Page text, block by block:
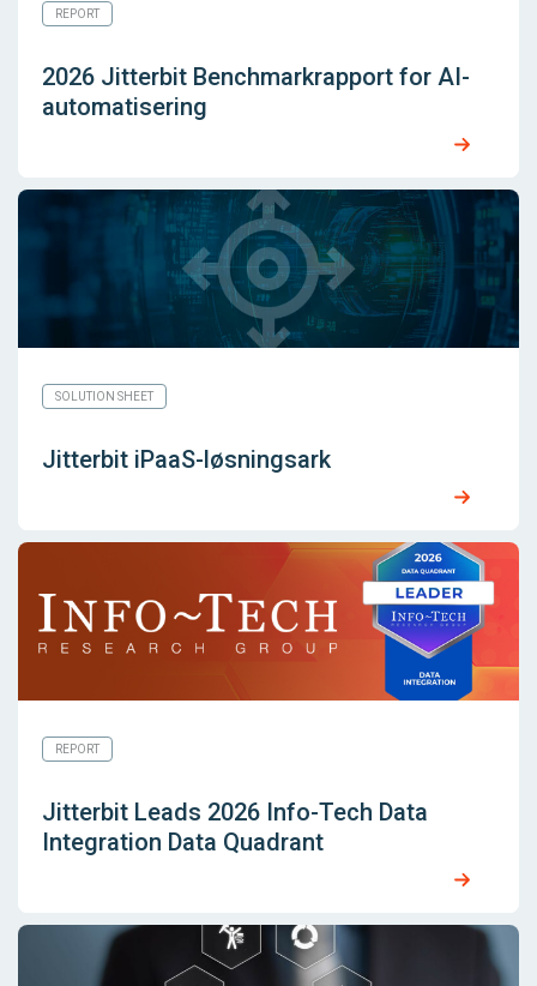
REPORT
2026 Jitterbit Benchmarkrapport for AI-
automatisering
SOLUTION SHEET
Jitterbit iPaaS-løsningsark
REPORT
Jitterbit Leads 2026 Info-Tech Data
Integration Data Quadrant